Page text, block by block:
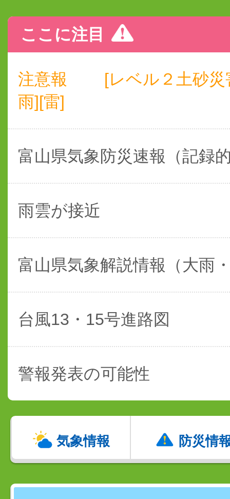
ここに注目
注意報
[レベル２土砂
雨][雷]
富山県気象防災速報（記録
雨雲が接近
富山県気象解説情報（大雨
台風13・15号進路図
警報発表の可能性
気象情報 防災情